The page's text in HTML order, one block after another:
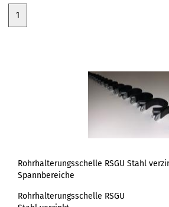
1
Rohrhalterungsschelle RSGU Stahl
Spannbereiche
Rohrhalterungsschelle RSGU